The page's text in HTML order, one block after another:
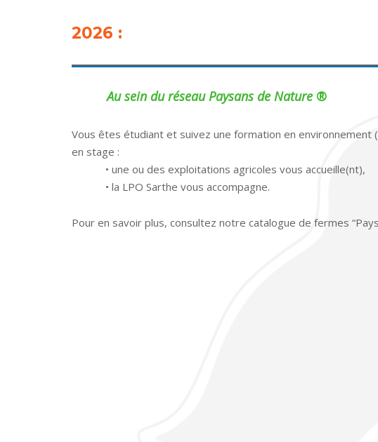
2026 :
Au sein du réseau Paysans de Nature ®
Vous êtes étudiant et suivez une formation en environnement
en stage :
• une ou des exploitations agricoles vous accueille(nt),
• la LPO Sarthe vous accompagne.
Pour en savoir plus, consultez notre catalogue de fermes